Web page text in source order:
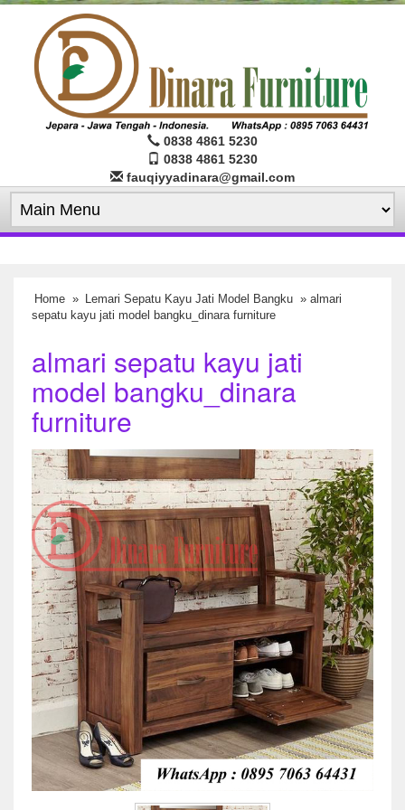
0838 4861 5230
0838 4861 5230
fauqiyyadinara@gmail.com
Home » Lemari Sepatu Kayu Jati Model Bangku » almari
sepatu kayu jati model bangku_dinara furniture
almari sepatu kayu jati
model bangku_dinara
furniture